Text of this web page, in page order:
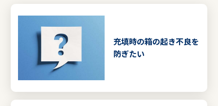
充填時の箱の起き不良を
防ぎたい